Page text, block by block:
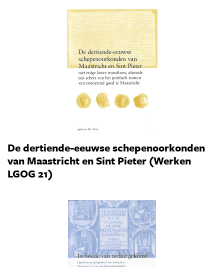
De dertiende-eeuwse schepenoorkonden
van Maastricht en Sint Pieter (Werken
LGOG 21)